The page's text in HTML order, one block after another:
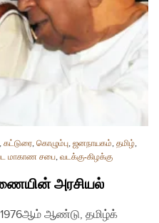
, கட்டுரை, கொழும்பு, ஜனநாயகம், தமிழ்,
மாகாண சபை, வடக்கு-கிழக்கு
அரசியல்
1976ஆம் ஆண்டு, தமிழ்க்